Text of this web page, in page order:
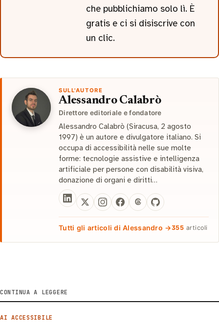
che pubblichiamo solo lì. È
gratis e ci si disiscrive con
un clic.
SULL'AUTORE
Alessandro Calabrò
Direttore editoriale e fondatore
Alessandro Calabrò (Siracusa, 2 agosto
1997) è un autore e divulgatore italiano. Si
occupa di accessibilità nelle sue molte
forme: tecnologie assistive e intelligenza
artificiale per persone con disabilità visiva,
donazione di organi e diritti…
Tutti gli articoli di Alessandro →355 articoli
CONTINUA A LEGGERE
AI ACCESSIBILE